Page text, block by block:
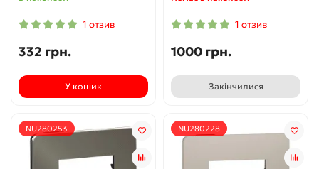
1 отзив
332 грн.
У кошик
1 отзив
1000 грн.
Закінчилися
NU280253 NU280228